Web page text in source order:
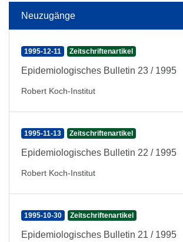
Neuzugänge
1995-12-11 Zeitschriftenartikel
Epidemiologisches Bulletin 23 / 1995
Robert Koch-Institut
1995-11-13 Zeitschriftenartikel
Epidemiologisches Bulletin 22 / 1995
Robert Koch-Institut
1995-10-30 Zeitschriftenartikel
Epidemiologisches Bulletin 21 / 1995